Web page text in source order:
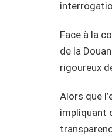
Face à la
de la
rigoureux
Alors que
impliquant